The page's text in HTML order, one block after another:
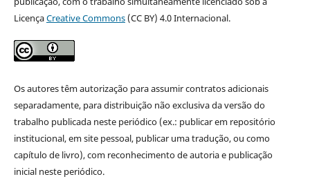
LicençaCreative Commons(CC BY) 4.0 Internacional.
Os autores têm autorização para assumir contratos adicionais
separadamente, para distribuição não exclusiva da versão do
trabalho publicada neste periódico (ex.: publicar em repositório
institucional, em site pessoal, publicar uma tradução, ou como
capítulo de livro), com reconhecimento de autoria e publicação
inicial neste periódico.